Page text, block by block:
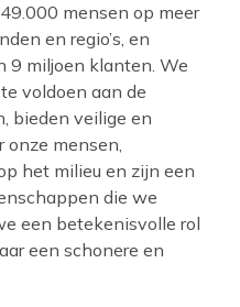
mensen op meer
en regio’s, en
9 miljoen klanten. We
voldoen aan de
bieden veilige en
onze mensen,
het milieu en zijn een
die we
een betekenisvolle rol
een schonere en